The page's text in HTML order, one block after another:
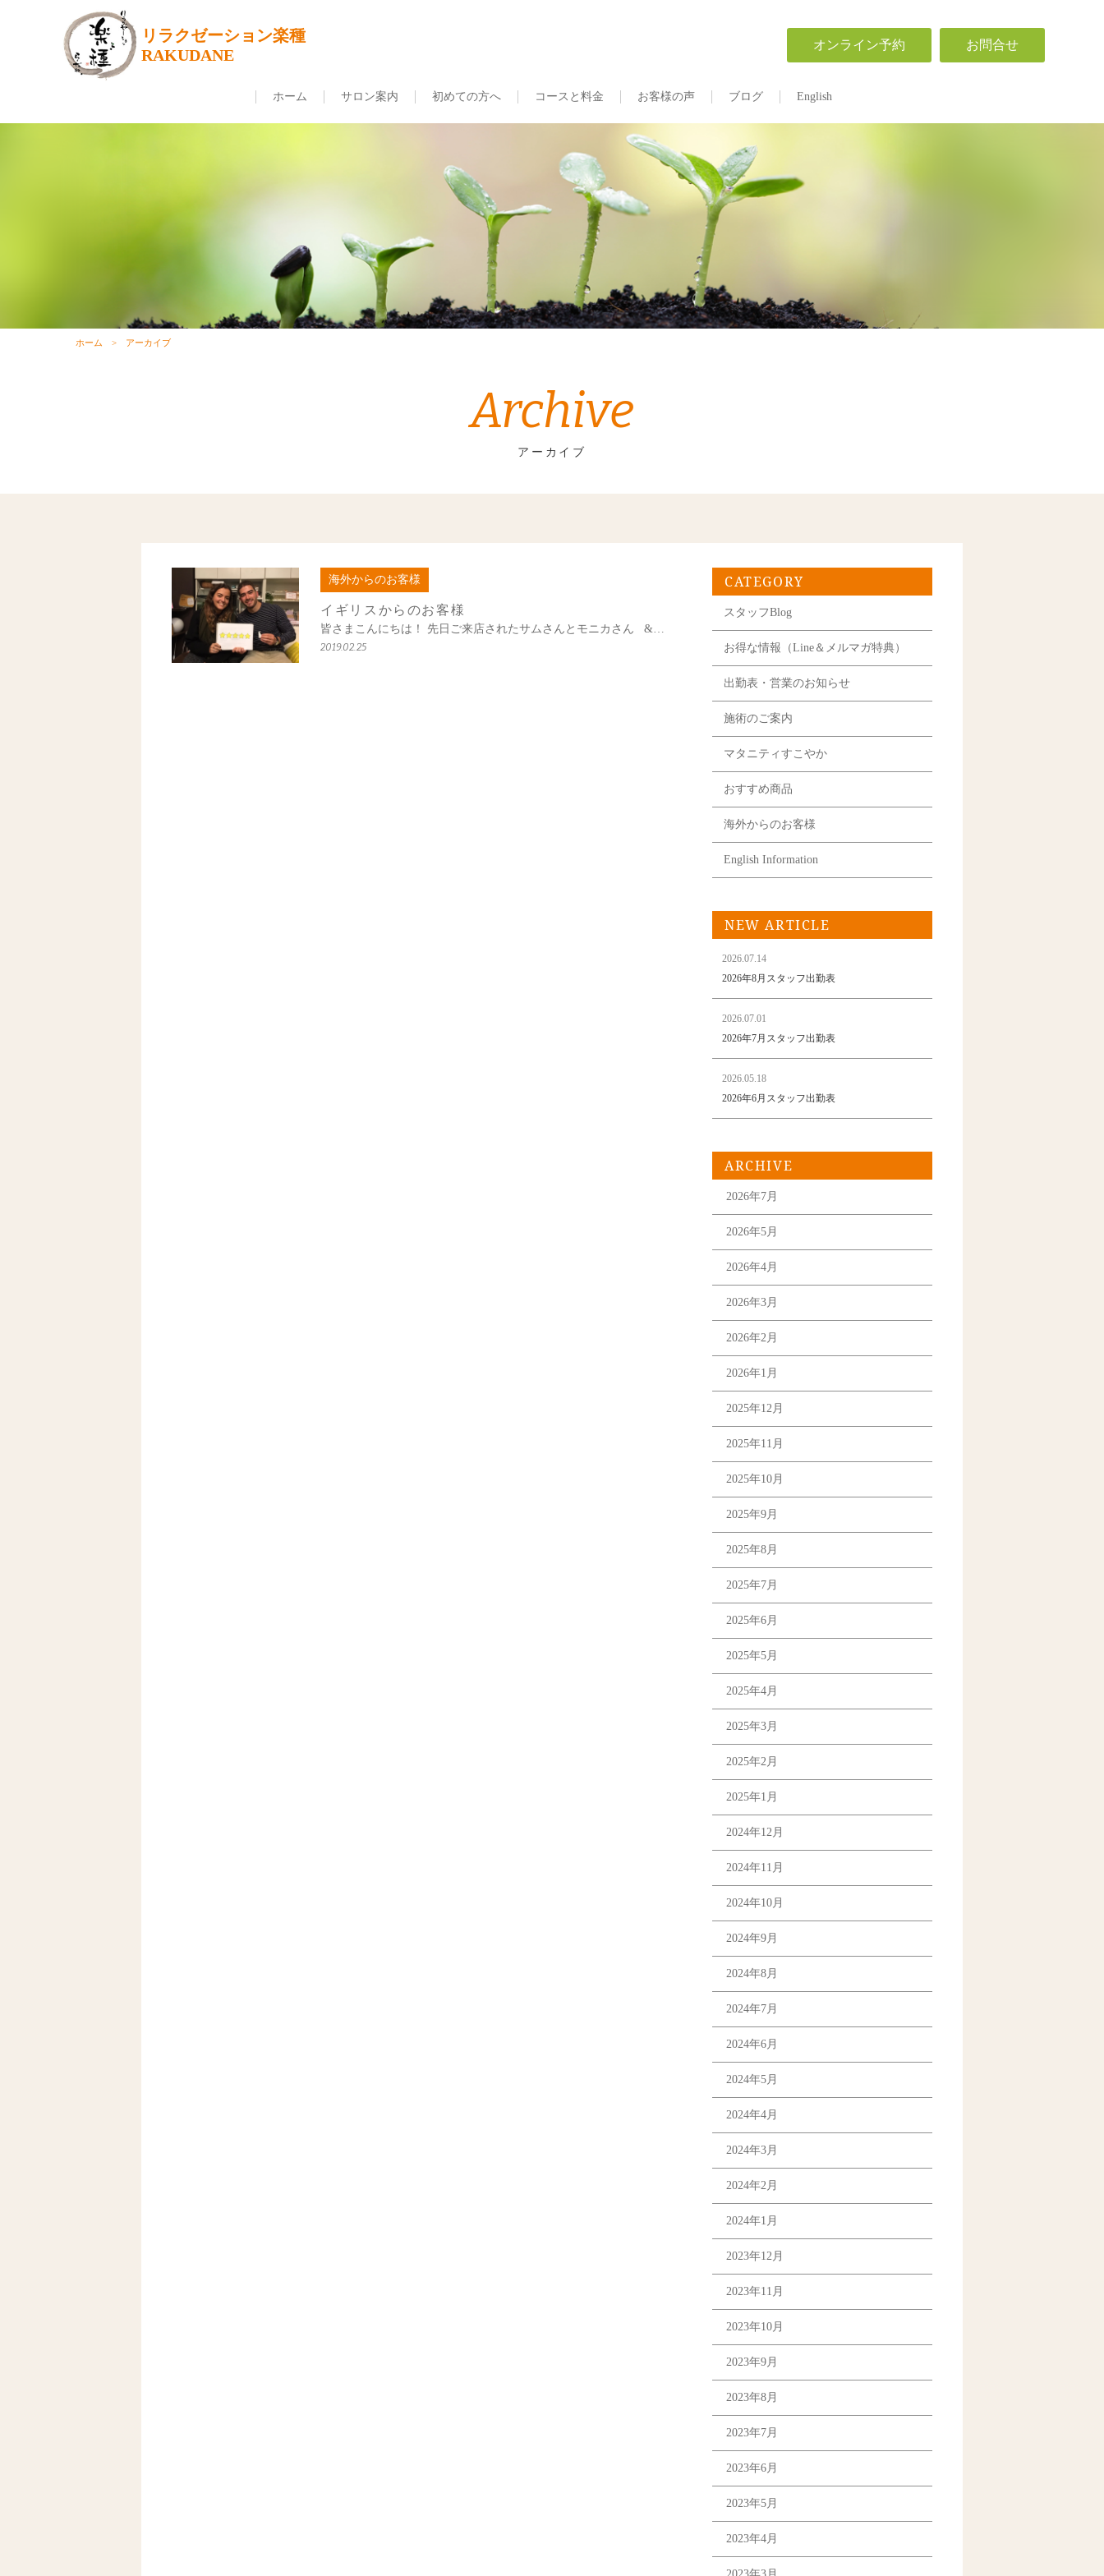
リラクゼーション楽種
RAKUDANE
オンライン予約 お問合せ
ホーム サロン案内 初めての方へ コースと料金 お客様の声 ブログ English
ホーム アーカイブ
Archive
アーカイブ
海外からのお客様
イギリスからのお客様
皆さまこんにちは！ 先日ご来店されたサムさんとモニカさん &…
2019.02.25
CATEGORY
スタッフBlog
お得な情報（Line＆メルマガ特典）
出勤表・営業のお知らせ
施術のご案内
マタニティすこやか
おすすめ商品
海外からのお客様
English Information
NEW ARTICLE
2026.07.14
2026年8月スタッフ出勤表
2026.07.01
2026年7月スタッフ出勤表
2026.05.18
2026年6月スタッフ出勤表
ARCHIVE
2026年7月
2026年5月
2026年4月
2026年3月
2026年2月
2026年1月
2025年12月
2025年11月
2025年10月
2025年9月
2025年8月
2025年7月
2025年6月
2025年5月
2025年4月
2025年3月
2025年2月
2025年1月
2024年12月
2024年11月
2024年10月
2024年9月
2024年8月
2024年7月
2024年6月
2024年5月
2024年4月
2024年3月
2024年2月
2024年1月
2023年12月
2023年11月
2023年10月
2023年9月
2023年8月
2023年7月
2023年6月
2023年5月
2023年4月